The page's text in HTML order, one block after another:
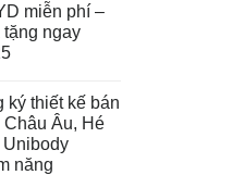
miễn phí –
tặng ngay
ký thiết kế bán
Âu, Hé
Unibody
năng